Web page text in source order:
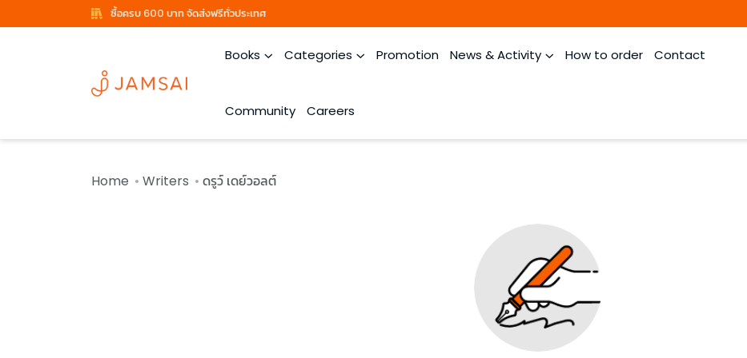
ซื้อครบ 600 บาท จัดส่งฟรีทั่วประเทศ
Books Categories Promotion News & Activity How to order Contact
Community Careers
Home Writers ดรูว์ เดย์วอลต์